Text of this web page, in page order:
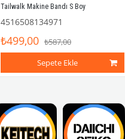
Tailwalk Makine Bandı S Boy
4516508134971
₺499,00 ₺587,00
Sepete Ekle